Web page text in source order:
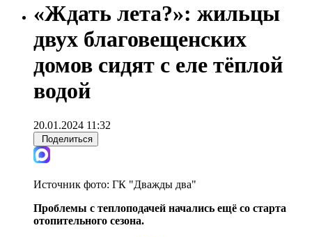
«Ждать лета?»: жильцы
двух благовещенских
домов сидят с еле тёплой
водой
20.01.2024 11:32
Поделиться
Источник фото: ГК "Дважды два"
Проблемы с теплоподачей начались ещё со старта
отопительного сезона.